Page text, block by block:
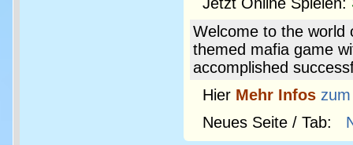
Welcome to the world
themed mafia game
accomplished
Hier Mehr Infos
Neues Seite / Tab: